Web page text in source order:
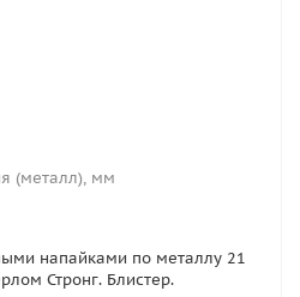
(металл), мм
напайками по металлу 21
Стронг. Блистер.